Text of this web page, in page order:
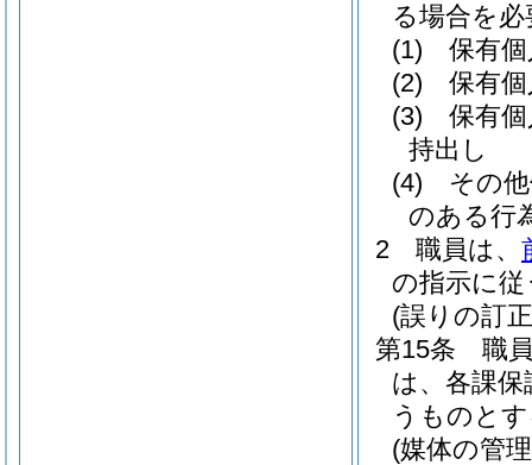
る場合を
(1)
保有
(2)
保有
(3)
保有
持出し
(4)
その
のある行
2
職員は、
の指示に
(誤りの訂
第15条
職
は、各課
うものと
(媒体の管